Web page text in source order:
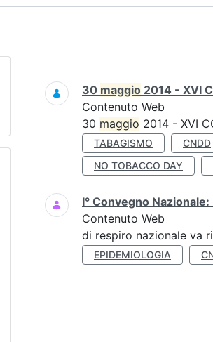
Ricerca
30 maggio 2014 - XVI
Contenuto Web
30 maggio 2014 - XVI
TABAGISMO CNDD
NO TOBACCO DAY
I° Convegno
Contenuto Web
di respiro nazionale va
EPIDEMIOLOGIA